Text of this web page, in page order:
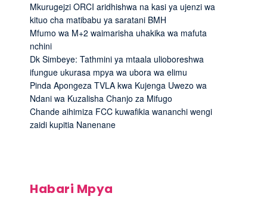
Mkurugejzi ORCI aridhishwa na kasi ya ujenzi wa
kituo cha matibabu ya saratani BMH
Mfumo wa M+2 waimarisha uhakika wa mafuta
nchini
Dk Simbeye: Tathmini ya mtaala ulioboreshwa
ifungue ukurasa mpya wa ubora wa elimu
Pinda Apongeza TVLA kwa Kujenga Uwezo wa
Ndani wa Kuzalisha Chanjo za Mifugo
Chande aihimiza FCC kuwafikia wananchi wengi
zaidi kupitia Nanenane
Habari Mpya